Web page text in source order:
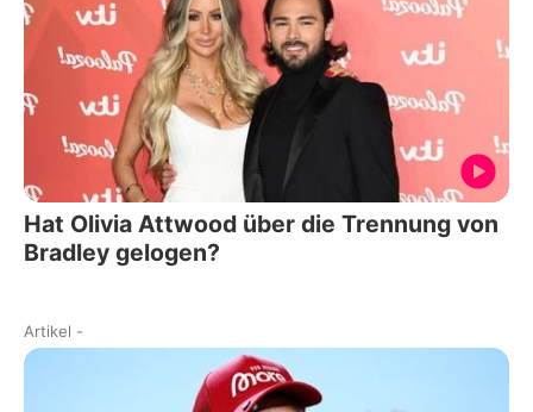
Hat Olivia Attwood über die Trennung von
Bradley gelogen?
Artikel -